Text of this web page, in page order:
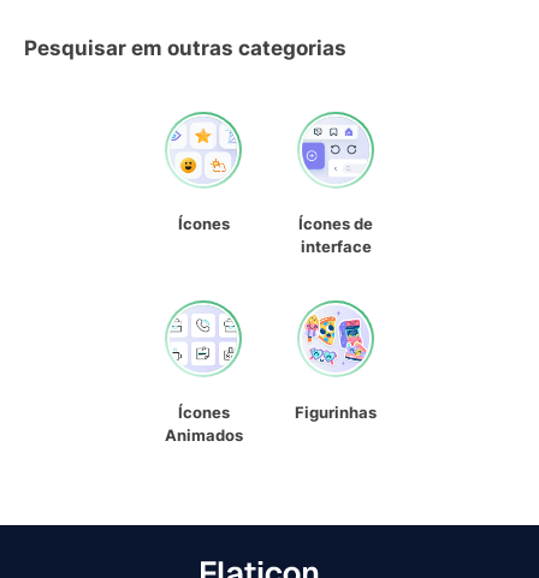
Pesquisar em outras categorias
Ícones
Ícones de
interface
Ícones
Animados
Figurinhas